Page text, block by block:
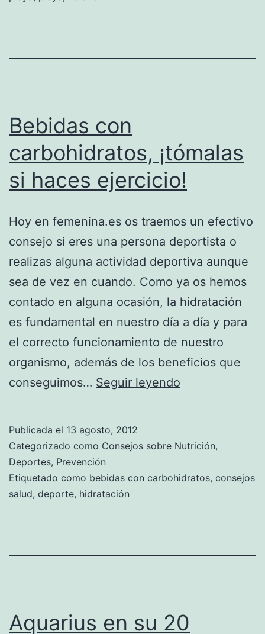
Bebidas con
carbohidratos, ¡tómalas
si haces ejercicio!
Hoy en femenina.es os traemos un efectivo
consejo si eres una persona deportista o
realizas alguna actividad deportiva aunque
sea de vez en cuando. Como ya os hemos
contado en alguna ocasión, la hidratación
es fundamental en nuestro día a día y para
el correcto funcionamiento de nuestro
organismo, además de los beneficios que
conseguimos… Seguir leyendo
¡tómalas
haces
Publicada el 13 agosto, 2012
Categorizado como Consejos sobre Nutrición,
Deportes, Prevención
Etiquetado como bebidas con carbohidratos, consejos
salud, deporte, hidratación
Aquarius en su 20